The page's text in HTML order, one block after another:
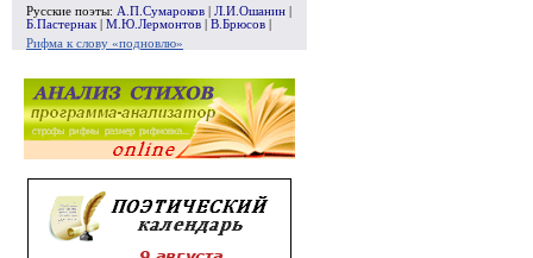
Русские поэты: А.П.Сумароков Л.И.Ошанин
Б.Пастернак
М.Ю.Лермонтов В.Брюсов
Рифма к слову «подновлю»